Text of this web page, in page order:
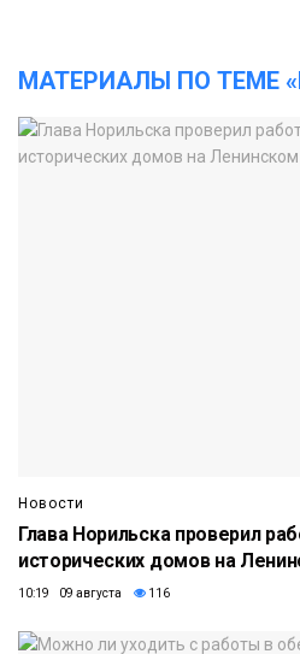
МАТЕРИАЛЫ ПО ТЕМЕ
Новости
Глава Норильска проверил
исторических домов на
10:19 09 августа 116